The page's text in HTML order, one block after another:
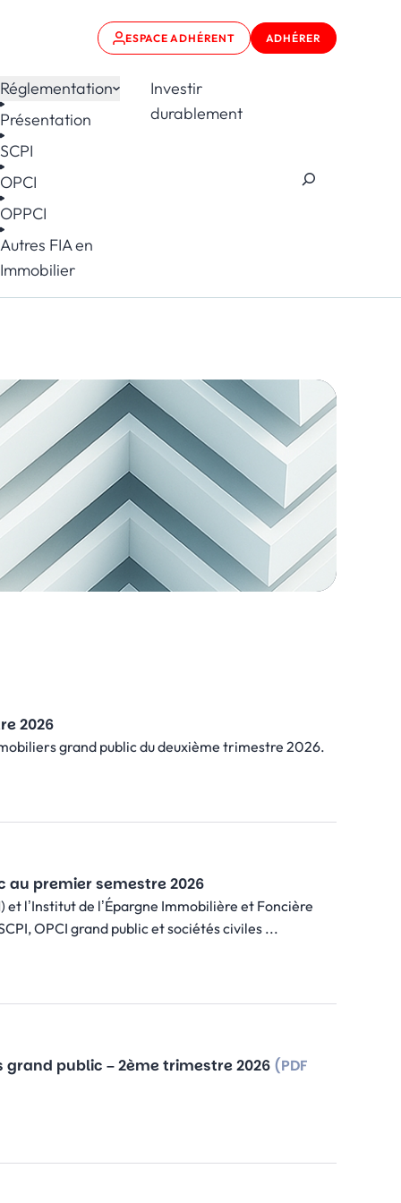
ESPACE ADHÉRENT ADHÉRER
Réglementation
Présentation
SCPI
OPCI
OPPCI
Autres FIA en
Immobilier
Investir
durablement
2026
grand public du deuxième trimestre 2026.
premier semestre 2026
l’Institut de l’Épargne Immobilière et Foncière
OPCI grand public et sociétés civiles ...
grand public – 2ème trimestre 2026 (PDF